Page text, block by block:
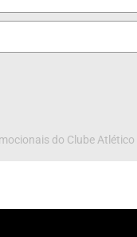
do Clube Atlético